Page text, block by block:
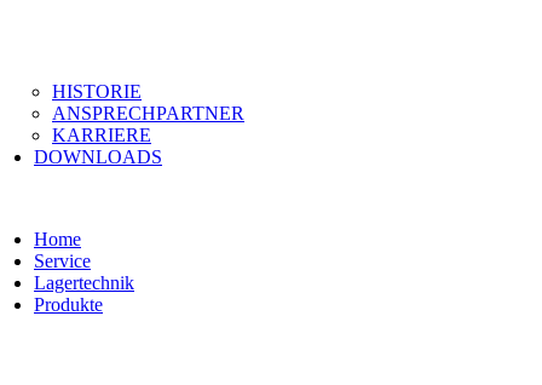
HISTORIE
ANSPRECHPARTNER
KARRIERE
DOWNLOADS
Home
Service
Lagertechnik
Produkte